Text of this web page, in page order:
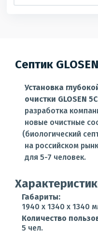
Септик
Установка
очистки GLOSEN 5С
разработка
новые очистные
(биологический
на российском
для 5-7 человек.
Габариты:
1940 x 1340 x 1340
Количество
5 чел.